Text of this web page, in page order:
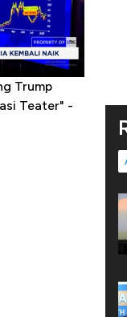
Trump
Teater" -